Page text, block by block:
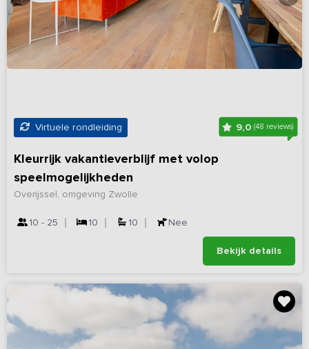
Virtuele rondleiding 9,0(48 reviews)
Kleurrijk vakantieverblijf met volop
speelmogelijkheden
Overijssel, omgeving Zwolle
10 - 25 10 10 Nee
Bekijk details